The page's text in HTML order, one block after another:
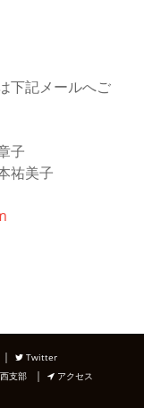
下記メールへご
子
祐美子
｜
Twitter
支部 ｜ アクセス